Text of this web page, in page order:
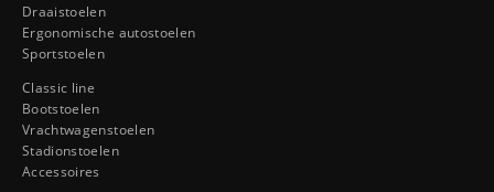
Draaistoelen
Ergonomische autostoelen
Sportstoelen
Classic line
Bootstoelen
Vrachtwagenstoelen
Stadionstoelen
Accessoires